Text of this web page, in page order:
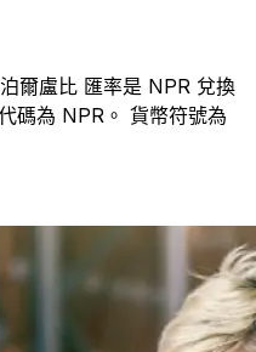
爾盧比 匯率是 NPR 兌換
碼為 NPR。 貨幣符號為